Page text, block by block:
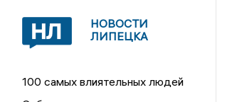
НОВОСТИ
ЛИПЕЦКА
100 самых влиятельных людей